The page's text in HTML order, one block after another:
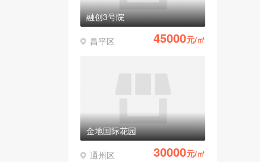
融创3号院
昌平区 45000元/㎡
金地国际花园
通州区 30000元/㎡